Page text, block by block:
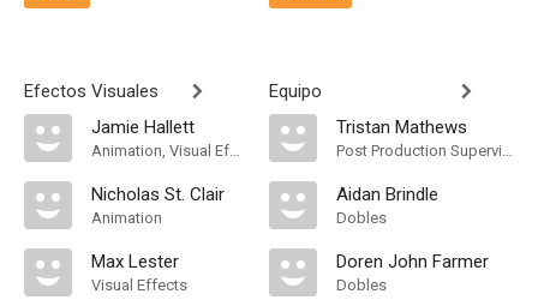
Efectos Visuales
Jamie Hallett
Animation, Visual Effects
Nicholas St. Clair
Animation
Max Lester
Visual Effects
Equipo
Tristan Mathews
Post Production Supervisor
Aidan Brindle
Dobles
Doren John Farmer
Dobles